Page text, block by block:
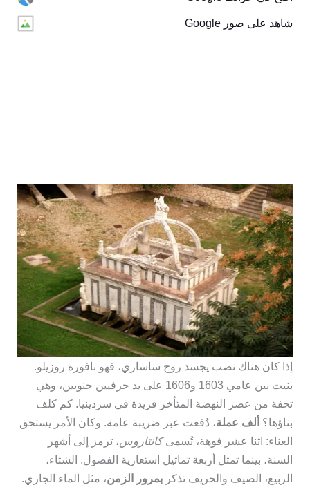
شاهد على صور Google
إذا كان هناك نصب يجسد روح ساساري، فهو نافورة روزيلو.
بنيت بين عامي 1603 و1606 على يد حرفيين جنويين، وهي
تحفة من عصر النهضة المتأخر فريدة في سردينيا. كم كلف
بناؤها؟ألف عملة، دُفعت عبر ضريبة عامة. وكان الأمر يستحق
العناء: اثنا عشر فوهة، تُسمىكانتاروس ، ترمز إلى أشهر
السنة، بينما تمثل أربعة تماثيل استعارية الفصول. الشتاء،
الربيع، الصيف والخريف تذكر بمرور الزمن، مثل الماء الجاري.